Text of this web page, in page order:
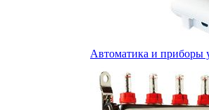
Автоматика и приборы